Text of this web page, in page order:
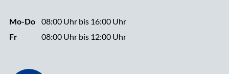
Mo-Do
Fr
08:00 Uhr bis 16:00 Uhr
08:00 Uhr bis 12:00 Uhr